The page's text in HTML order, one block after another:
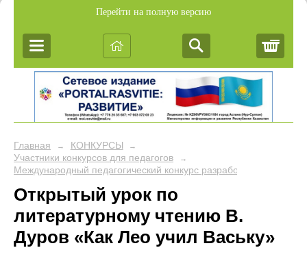
Перейти на полную версию
Главная → КОНКУРСЫ →
Участники конкурсов для педагогов →
Международный педагогический конкурс разработок учебных
Открытый урок по
литературному чтению В.
Дуров «Как Лео учил Ваську»